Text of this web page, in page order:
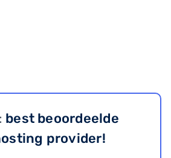
best beoordeelde
provider!